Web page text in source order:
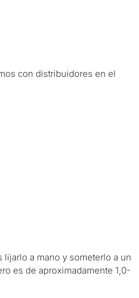
con distribuidores en el
a mano y someterlo a un
es de aproximadamente 1,0-